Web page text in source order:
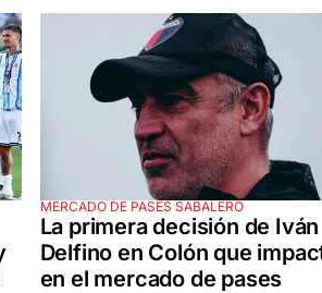
MERCADO DE PASES SABALERO
La primera decisión de Iván
Delfino en Colón que
en el mercado de pases